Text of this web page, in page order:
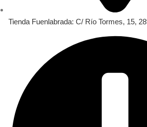
Tienda Fuenlabrada: C/ Río Tormes, 15,